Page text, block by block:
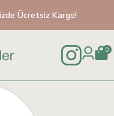
Ücretsiz Kargo!
0